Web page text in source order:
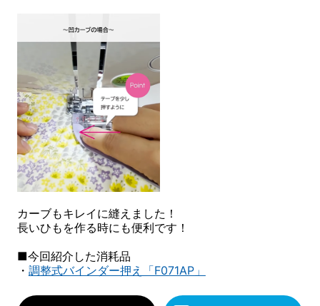
カーブもキレイに縫えました！
長いひもを作る時にも便利です！
■今回紹介した消耗品
・ 調整式バインダー押え「F071AP」